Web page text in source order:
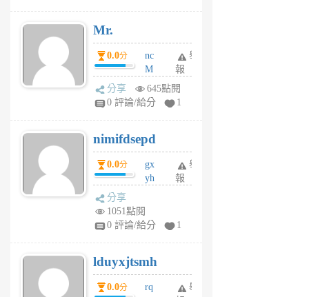
Mr.
0.0分
nc
M
U
F
U
5
個
月
舉
報
分享
645點閱
0 評論/給分
1
nimifdsepd
0.0分
gx
yh
jl
月
前
舉
報
分享
1051點閱
0 評論/給分
1
lduyxjtsmh
0.0分
rq
舉